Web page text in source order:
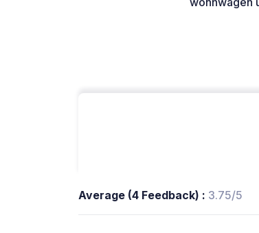
Average (4 Feedback) : 3.75/5